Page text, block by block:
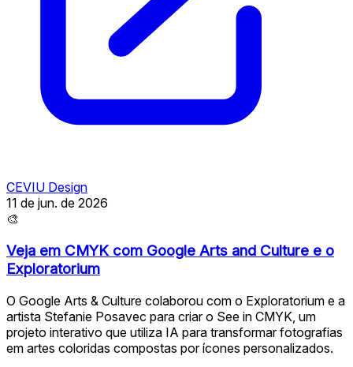
CEVIU Design
11 de jun. de 2026
🎨
Veja em CMYK com Google Arts and Culture e o
Exploratorium
O Google Arts & Culture colaborou com o Exploratorium e a
artista Stefanie Posavec para criar o See in CMYK, um
projeto interativo que utiliza IA para transformar fotografias
em artes coloridas compostas por ícones personalizados.